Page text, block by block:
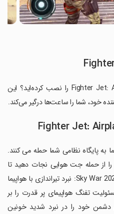
آیا تا کنون بازی Fighter Jet: Airplane shooting را نصب کرده‌اید؟ این
خود، شما را ساعت‌ها درگیر می‌کند.
پایگاه نظامی شما حمله می کنند.
از حمله جت هوایی نجات دهید تا
پادشاهان آسمان هواپیمای جنگنده Sky War 2020: نبرد تیراندازی با هواپیما
تفنگ هواپیمای پر قدرت را بر
دشمن خود را در نبرد شدید خونین